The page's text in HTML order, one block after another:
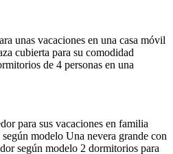
unas vacaciones en una casa móvil
cubierta para su comodidad
de 4 personas en una
para sus vacaciones en familia
modelo Una nevera grande con
según modelo 2 dormitorios para